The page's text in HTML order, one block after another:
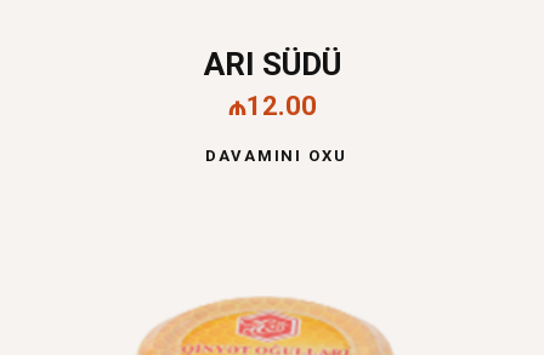
ARI SÜDÜ
₼12.00
DAVAMINI OXU